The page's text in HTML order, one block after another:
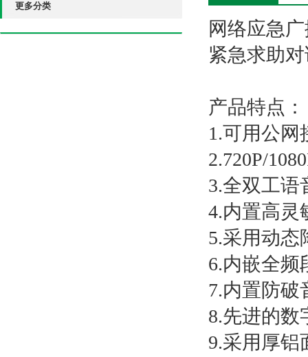
更多分类
网络应急
紧急求助
产品特点：
1.可用公网
2.720P/
3.全双工语
4.内置高灵
5.采用动态
6.内嵌全频
7.内置防破
8.先进的数
9.采用厚铝